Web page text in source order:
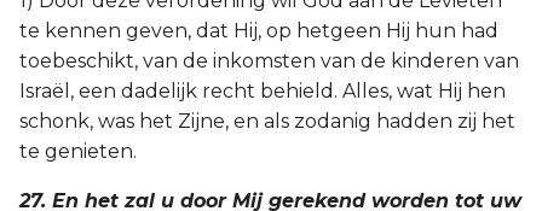
te kennen geven, dat Hij, op hetgeen Hij hun had
toebeschikt, van de inkomsten van de kinderen van
Israël, een dadelijk recht behield. Alles, wat Hij hen
schonk, was het Zijne, en als zodanig hadden zij het
te genieten.
27. En het zal u door Mij gerekend worden tot uw